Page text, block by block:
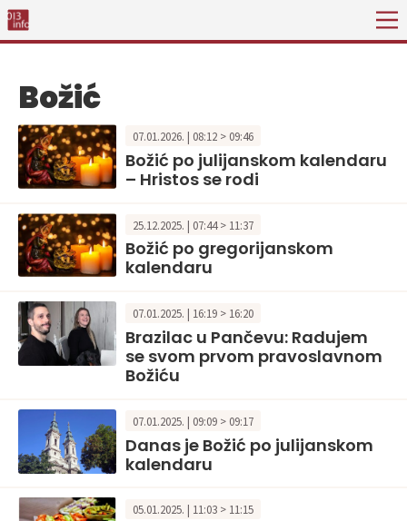
Božić
07.01.2026. | 08:12 > 09:46
Božić po julijanskom kalendaru
– Hristos se rodi
25.12.2025. | 07:44 > 11:37
Božić po gregorijanskom
kalendaru
07.01.2025. | 16:19 > 16:20
Brazilac u Pančevu: Radujem
se svom prvom pravoslavnom
Božiću
07.01.2025. | 09:09 > 09:17
Danas je Božić po julijanskom
kalendaru
05.01.2025. | 11:03 > 11:15